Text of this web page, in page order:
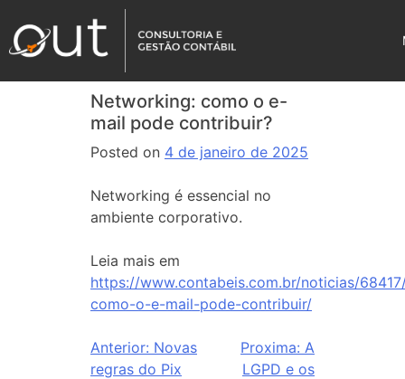
Networking: como o e-
mail pode contribuir?
Posted on 4 de janeiro de 2025
Networking é essencial no
ambiente corporativo.
Leia mais em
https://www.contabeis.com.br/noticias/
como-o-e-mail-pode-contribuir/
Anterior: Novas
regras do Pix
Proxima: A
LGPD e os